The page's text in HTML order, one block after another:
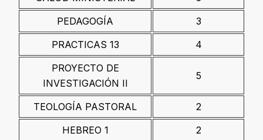
PEDAGOGÍA
3
PRACTICAS 13
4
PROYECTO DE
INVESTIGACIÓN II
5
TEOLOGÍA PASTORAL
2
HEBREO 1
2